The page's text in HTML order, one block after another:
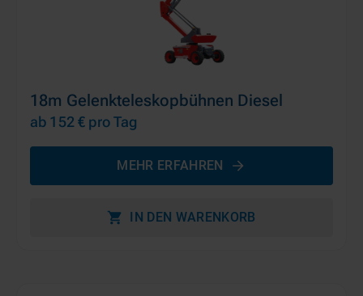
18m Gelenkteleskopbühnen Diesel
ab 152 € pro Tag
MEHR ERFAHREN
IN DEN WARENKORB